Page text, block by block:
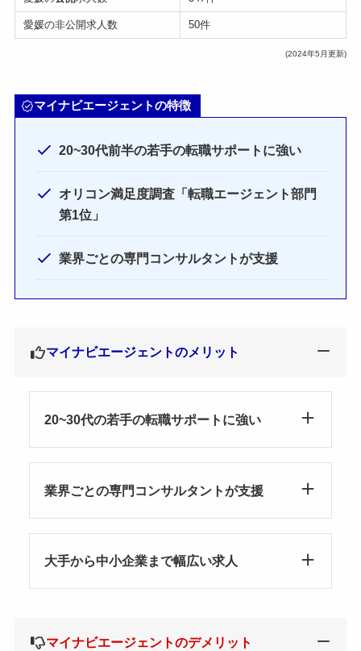
愛媛の非公開求人数 50件
(2024年5月更新)
マイナビエージェントの特徴
20~30代前半の若手の転職サポートに強い
オリコン満足度調査「転職エージェント部門
第1位」
業界ごとの専門コンサルタントが支援
マイナビエージェントのメリット
20~30代の若手の転職サポートに強い
業界ごとの専門コンサルタントが支援
大手から中小企業まで幅広い求人
マイナビエージェントのデメリット